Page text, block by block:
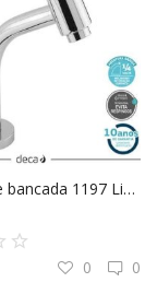
Torneira de bancada 1197 Link - Deca
0
0